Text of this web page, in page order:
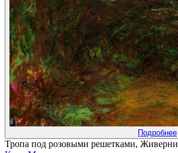
Подробнее
Тропа под розовыми решетками, Живерни